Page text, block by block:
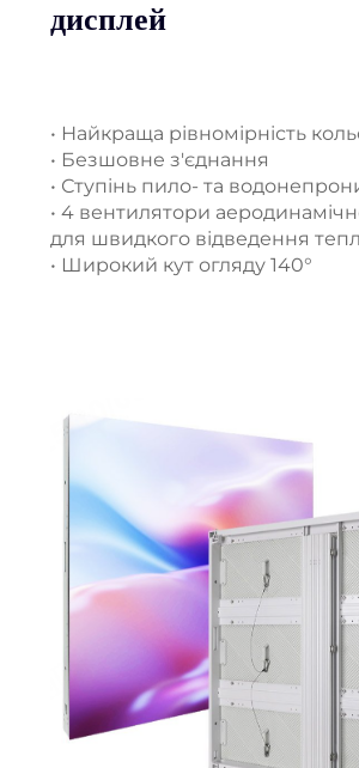
дисплей
• Найкраща рівномірність
• Безшовне з'єднання
• Ступінь пило- та
• 4 вентилятори
для швидкого відведення
• Широкий кут огляду 140°